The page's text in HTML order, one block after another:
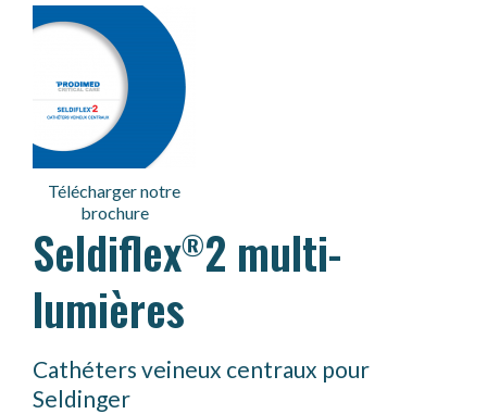
Télécharger notre
brochure
Seldiflex®2 multi-
lumières
Cathéters veineux centraux pour
Seldinger